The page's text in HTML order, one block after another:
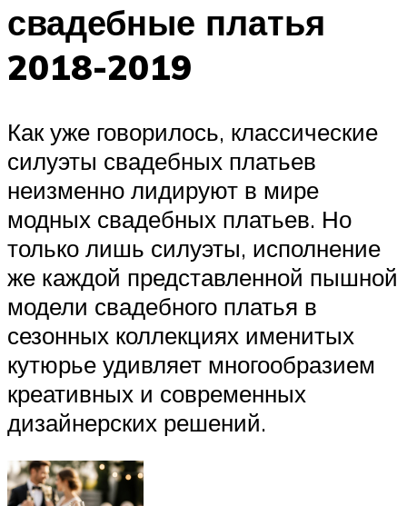
свадебные платья
2018-2019
Как уже говорилось, классические
силуэты свадебных платьев
неизменно лидируют в мире
модных свадебных платьев. Но
только лишь силуэты, исполнение
же каждой представленной пышной
модели свадебного платья в
сезонных коллекциях именитых
кутюрье удивляет многообразием
креативных и современных
дизайнерских решений.